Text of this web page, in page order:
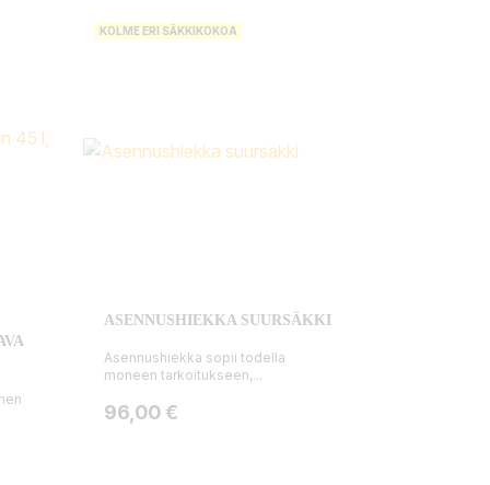
KOLME ERI SÄKKIKOKOA
ASENNUSHIEKKA SUURSÄKKI
Asennushiekka sopii todella
moneen tarkoitukseen,...
Hinta
96,00 €